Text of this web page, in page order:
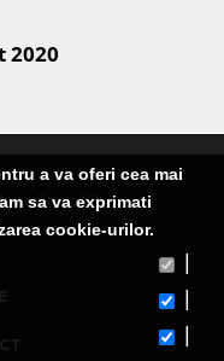
2020
Group SRL
a va oferi cea mai
sa va exprimati
cookie-urilor.